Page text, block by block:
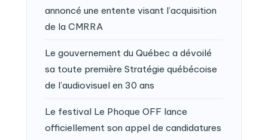
annoncé une entente visant l’acquisition
de la CMRRA
Le gouvernement du Québec a dévoilé
sa toute première Stratégie québécoise
de l’audiovisuel en 30 ans
Le festival Le Phoque OFF lance
officiellement son appel de candidatures